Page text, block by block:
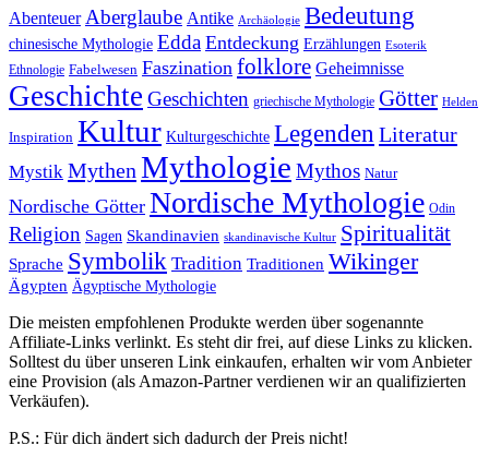
Abenteuer Aberglaube Antike Archäologie Bedeutung
chinesische Mythologie Edda Entdeckung Erzählungen Esoterik
Ethnologie Fabelwesen Faszination folklore Geheimnisse
Geschichte Geschichten griechische Mythologie Götter Helden
Inspiration Kultur Kulturgeschichte Legenden Literatur
Mystik MythenMythologie Mythos Natur
Nordische Götter Nordische Mythologie Odin
Religion Sagen Skandinavien skandinavische Kultur Spiritualität
Sprache Symbolik Tradition Traditionen Wikinger
Ägypten Ägyptische Mythologie
Die meisten empfohlenen Produkte werden über sogenannte
Affiliate-Links verlinkt. Es steht dir frei, auf diese Links zu klicken.
Solltest du über unseren Link einkaufen, erhalten wir vom Anbieter
eine Provision (als Amazon-Partner verdienen wir an qualifizierten
Verkäufen).
P.S.: Für dich ändert sich dadurch der Preis nicht!